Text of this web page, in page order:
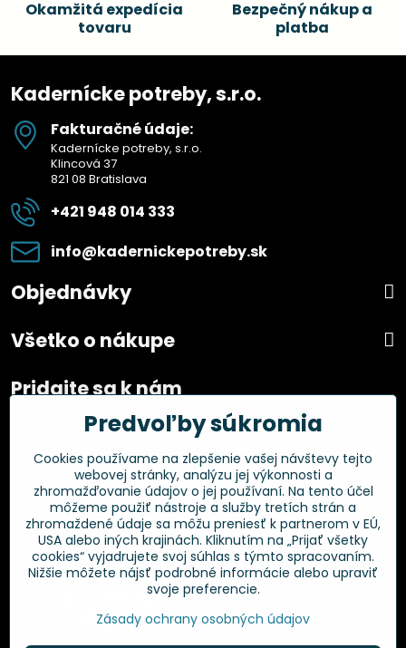
Okamžitá expedícia
tovaru
Bezpečný nákup a
platba
Kadernícke potreby, s.r.o.
Fakturačné údaje:
Kadernícke potreby, s.r.o.
Klincová 37
821 08 Bratislava
+421 948 014 333
info​@kadernickepotreby​.sk
Objednávky
Všetko o nákupe
Pridajte sa k nám
Facebook
Overené zákazníkmi
Predvoľby súkromia
Cookies používame na zlepšenie vašej návštevy tejto
webovej stránky, analýzu jej výkonnosti a
zhromažďovanie údajov o jej používaní. Na tento účel
môžeme použiť nástroje a služby tretích strán a
zhromaždené údaje sa môžu preniesť k partnerom v EÚ,
USA alebo iných krajinách. Kliknutím na „Prijať všetky
cookies“ vyjadrujete svoj súhlas s týmto spracovaním.
Nižšie môžete nájsť podrobné informácie alebo upraviť
svoje preferencie.
Zásady ochrany osobných údajov